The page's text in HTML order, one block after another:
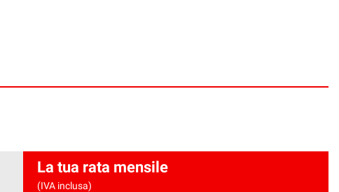
La tua rata mensile
(IVA inclusa)